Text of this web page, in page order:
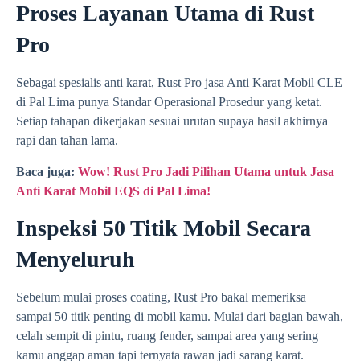
Proses Layanan Utama di Rust
Pro
Sebagai spesialis anti karat, Rust Pro jasa Anti Karat Mobil CLE
di Pal Lima punya Standar Operasional Prosedur yang ketat.
Setiap tahapan dikerjakan sesuai urutan supaya hasil akhirnya
rapi dan tahan lama.
Baca juga: Wow! Rust Pro Jadi Pilihan Utama untuk Jasa
Anti Karat Mobil EQS di Pal Lima!
Inspeksi 50 Titik Mobil Secara
Menyeluruh
Sebelum mulai proses coating, Rust Pro bakal memeriksa
sampai 50 titik penting di mobil kamu. Mulai dari bagian bawah,
celah sempit di pintu, ruang fender, sampai area yang sering
kamu anggap aman tapi ternyata rawan jadi sarang karat.